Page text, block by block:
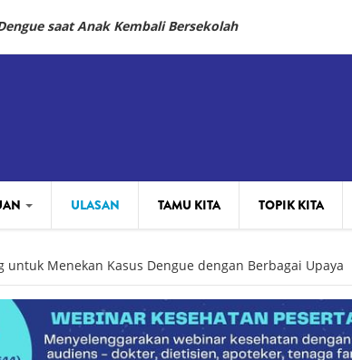
saat Anak Kembali Bersekolah
ULASAN TAMU KITA TOPIK KITA
untuk Menekan Kasus Dengue dengan Berbagai Upaya